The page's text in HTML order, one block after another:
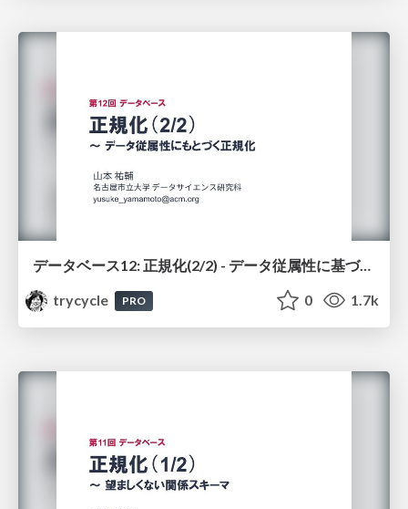
データベース12: 正規化(2/2) - データ従属性に基づく正規化
trycycle
PRO 0 1.7k